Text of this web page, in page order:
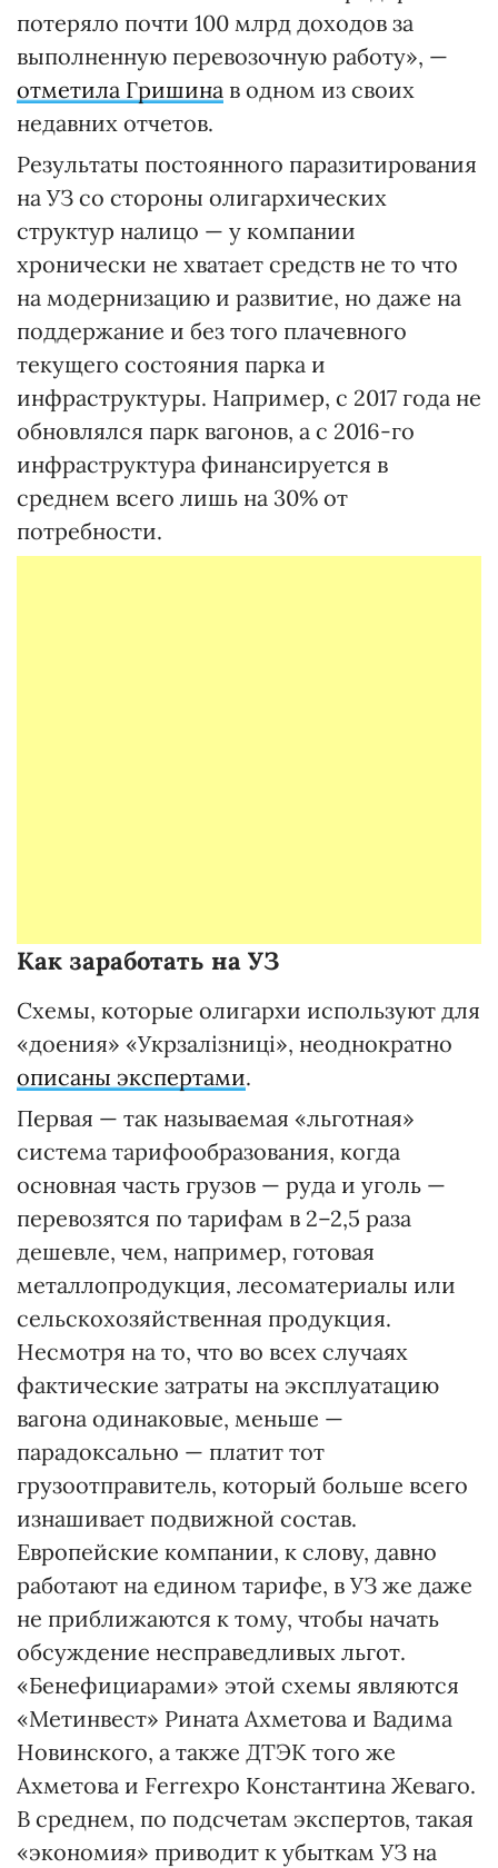
потеряло почти 100 млрд доходов за
выполненную перевозочную работу», —
отметила Гришина в одном из своих
недавних отчетов.
Результаты постоянного паразитирования
на УЗ со стороны олигархических
структур налицо — у компании
хронически не хватает средств не то что
на модернизацию и развитие, но даже на
поддержание и без того плачевного
текущего состояния парка и
инфраструктуры. Например, с 2017 года не
обновлялся парк вагонов, а с 2016-го
инфраструктура финансируется в
среднем всего лишь на 30% от
потребности.
Как заработать на УЗ
Схемы, которые олигархи используют для
«доения» «Укрзалізниці», неоднократно
описаны экспертами.
Первая — так называемая «льготная»
система тарифообразования, когда
основная часть грузов — руда и уголь —
перевозятся по тарифам в 2–2,5 раза
дешевле, чем, например, готовая
металлопродукция, лесоматериалы или
сельскохозяйственная продукция.
Несмотря на то, что во всех случаях
фактические затраты на эксплуатацию
вагона одинаковые, меньше —
парадоксально — платит тот
грузоотправитель, который больше всего
изнашивает подвижной состав.
Европейские компании, к слову, давно
работают на едином тарифе, в УЗ же даже
не приближаются к тому, чтобы начать
обсуждение несправедливых льгот.
«Бенефициарами» этой схемы являются
«Метинвест» Рината Ахметова и Вадима
Новинского, а также ДТЭК того же
Ахметова и Ferrexpo Константина Жеваго.
В среднем, по подсчетам экспертов, такая
«экономия» приводит к убыткам УЗ на